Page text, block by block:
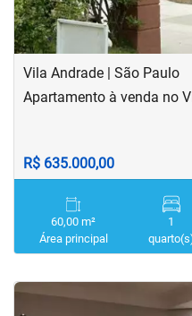
Vila Andrade | São Paulo
Apartamento à venda no
R$ 635.000,00
60,00 m²
Área principal
1
<< <